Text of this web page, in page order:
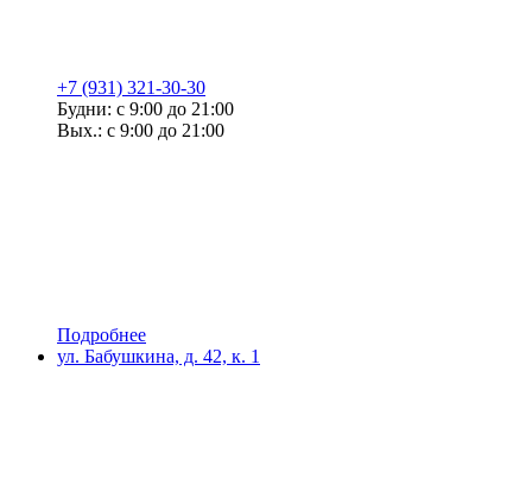
+7 (931) 321-30-30
Будни: с 9:00 до 21:00
Вых.: с 9:00 до 21:00
Подробнее
ул. Бабушкина, д. 42, к. 1